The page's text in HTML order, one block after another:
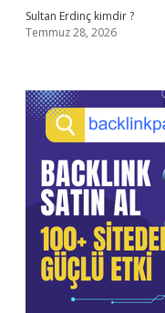
Sultan Erdinç kimdir ?
Temmuz 28, 2026